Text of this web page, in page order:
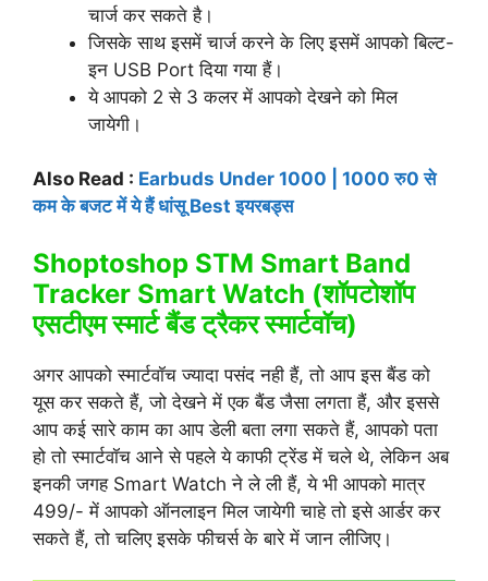
चार्ज कर सकते है।
जिसके साथ इसमें चार्ज करने के लिए इसमें आपको बिल्ट-
इन USB Port दिया गया हैं।
ये आपको 2 से 3 कलर में आपको देखने को मिल
जायेगी।
Also Read : Earbuds Under 1000 | 1000 रु0 से
कम के बजट में ये हैं धांसू Best इयरबड्स
Shoptoshop STM Smart Band
Tracker Smart Watch (शॉपटोशॉप
एसटीएम स्मार्ट बैंड ट्रैकर स्मार्टवॉच)
अगर आपको स्मार्टवॉच ज्यादा पसंद नही हैं, तो आप इस बैंड को
यूस कर सकते हैं, जो देखने में एक बैंड जैसा लगता हैं, और इससे
आप कई सारे काम का आप डेली बता लगा सकते हैं, आपको पता
हो तो स्मार्टवॉच आने से पहले ये काफी ट्रेंड में चले थे, लेकिन अब
इनकी जगह Smart Watch ने ले ली हैं, ये भी आपको मात्र
499/- में आपको ऑनलाइन मिल जायेगी चाहे तो इसे आर्डर कर
सकते हैं, तो चलिए इसके फीचर्स के बारे में जान लीजिए।